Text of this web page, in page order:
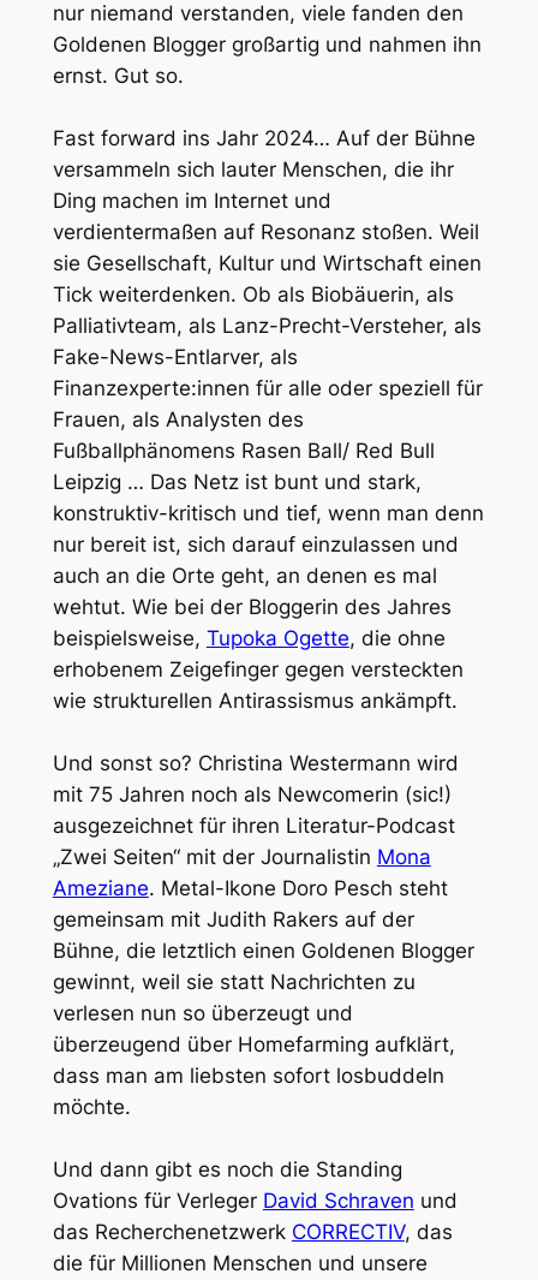
nur niemand verstanden, viele fanden den
Goldenen Blogger großartig und nahmen ihn
ernst. Gut so.
Fast forward ins Jahr 2024… Auf der Bühne
versammeln sich lauter Menschen, die ihr
Ding machen im Internet und
verdientermaßen auf Resonanz stoßen. Weil
sie Gesellschaft, Kultur und Wirtschaft einen
Tick weiterdenken. Ob als Biobäuerin, als
Palliativteam, als Lanz-Precht-Versteher, als
Fake-News-Entlarver, als
Finanzexperte:innen für alle oder speziell für
Frauen, als Analysten des
Fußballphänomens Rasen Ball/ Red Bull
Leipzig … Das Netz ist bunt und stark,
konstruktiv-kritisch und tief, wenn man denn
nur bereit ist, sich darauf einzulassen und
auch an die Orte geht, an denen es mal
wehtut. Wie bei der Bloggerin des Jahres
beispielsweise, Tupoka Ogette, die ohne
erhobenem Zeigefinger gegen versteckten
wie strukturellen Antirassismus ankämpft.
Und sonst so? Christina Westermann wird
mit 75 Jahren noch als Newcomerin (sic!)
ausgezeichnet für ihren Literatur-Podcast
„Zwei Seiten“ mit der Journalistin Mona
Ameziane. Metal-Ikone Doro Pesch steht
gemeinsam mit Judith Rakers auf der
Bühne, die letztlich einen Goldenen Blogger
gewinnt, weil sie statt Nachrichten zu
verlesen nun so überzeugt und
überzeugend über Homefarming aufklärt,
dass man am liebsten sofort losbuddeln
möchte.
Und dann gibt es noch die Standing
Ovations für Verleger David Schraven und
das Recherchenetzwerk CORRECTIV, das
die für Millionen Menschen und unsere